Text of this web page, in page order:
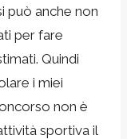
può anche non
per fare
Quindi
i miei
non è
sportiva il